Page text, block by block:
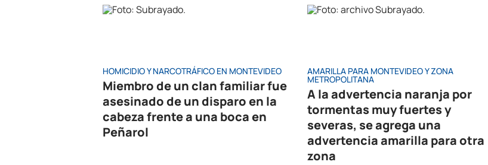
HOMICIDIO Y NARCOTRÁFICO EN MONTEVIDEO
Miembro de un clan familiar fue
asesinado de un disparo en la
cabeza frente a una boca en
Peñarol
AMARILLA PARA MONTEVIDEO Y ZONA
METROPOLITANA
A la advertencia naranja por
tormentas muy fuertes y
severas, se agrega una
advertencia amarilla para otra
zona